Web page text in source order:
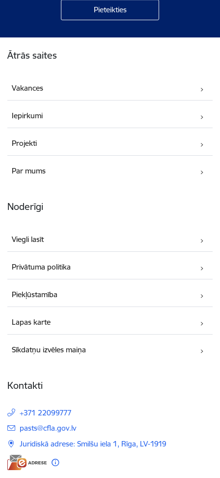
Ātrās saites
Vakances
Iepirkumi
Projekti
Par mums
Noderīgi
Viegli lasīt
Privātuma politika
Piekļūstamība
Lapas karte
Sīkdatņu izvēles maiņa
Kontakti
+371 22099777
E-pasts:
pasts@cfla.gov.lv
Juridiskā adrese: Smilšu iela 1, Rīga, LV-1919